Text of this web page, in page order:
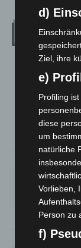
Bedeckt
21°
d)
Ziel, ihre
e)
Profiling
diese
um
natürliche
Vorlieben,
Person zu
f)